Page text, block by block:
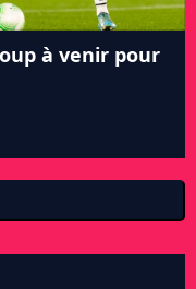
à venir pour